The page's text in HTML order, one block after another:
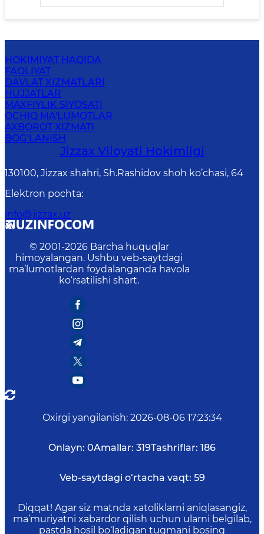
HOKIMIYAT HAQIDA
FAOLIYAT
DAVLAT XIZMATLARI
HUJJATLAR
MAXFIYLIK SIYOSATI
OCHIQ MA'LUMOTLAR
AXBOROT XIZMATI
BOG‘LANISH
Jizzах Vilоyati Hоkimligi
130100, Jizzax shahri, Sh.Rashidov shoh ko’chasi, 64
Elektron pochta:
info@jizzax.uz
© 2001-2026 Barcha huquqlar
himoyalangan. Ushbu veb-saytdagi
ma’lumotlardan foydalanganda havola
ko‘rsatilishi shart.
Oxirgi yangilanish: 2026-08-06 17:23:34
Onlayn: 0Amallar: 319Tashriflar: 186
Veb-saytdagi o‘rtacha vaqt: 59
Diqqat! Agar siz matnda xatoliklarni aniqlasangiz,
ma’muriyatni xabardor qilish uchun ularni belgilab,
pastda hosil bo‘ladigan tugmani bosing